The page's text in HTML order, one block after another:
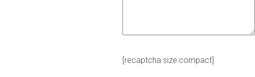
[recaptcha size:compact]